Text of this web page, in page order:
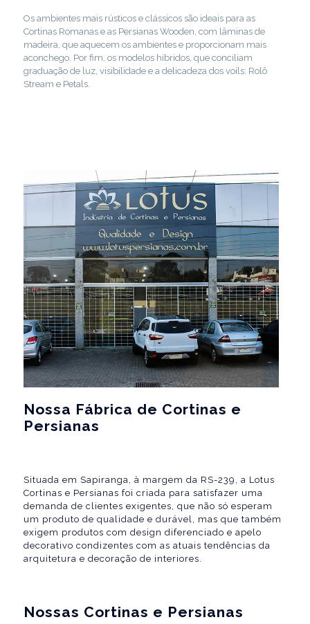
Os ambientes mais rústicos e clássicos são ideais para as
Cortinas Romanas e as Persianas Wooden, com lâminas de
madeira, que aquecem os ambientes e proporcionam mais
aconchego. Por fim, os modelos híbridos, que conciliam
graduação de luz, visibilidade e a delicadeza dos voils: Rolô
Stream e Petals.
Nossa Fábrica de Cortinas e
Persianas
Situada em Sapiranga, à margem da RS-239, a Lotus
Cortinas e Persianas foi criada para satisfazer uma
demanda de clientes exigentes, que não só esperam
um produto de qualidade e durável, mas que também
exigem produtos com design diferenciado e apelo
decorativo condizentes com as atuais tendências da
arquitetura e decoração de interiores.
Nossas Cortinas e Persianas